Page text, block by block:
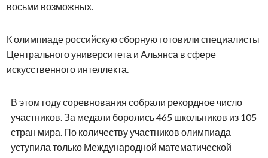
восьми возможных.
К олимпиаде российскую сборную готовили специалисты
Центрального университета и Альянса в сфере
искусственного интеллекта.
В этом году соревнования собрали рекордное число
участников. За медали боролись 465 школьников из 105
стран мира. По количеству участников олимпиада
уступила только Международной математической